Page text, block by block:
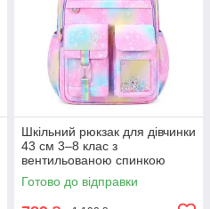
Шкільний рюкзак для дівчинки
43 см 3–8 клас з
вентильованою спинкою
Райдужний Рожевий (61185)
Готово до відправки